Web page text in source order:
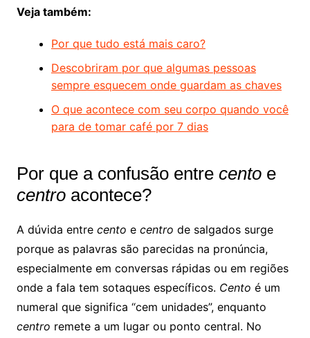
Veja também:
Por que tudo está mais caro?
Descobriram por que algumas pessoas
sempre esquecem onde guardam as chaves
O que acontece com seu corpo quando você
para de tomar café por 7 dias
Por que a confusão entre centoe
centroacontece?
A dúvida entre cento e centro de salgados surge
porque as palavras são parecidas na pronúncia,
especialmente em conversas rápidas ou em regiões
onde a fala tem sotaques específicos. Cento é um
numeral que significa “cem unidades”, enquanto
centro remete a um lugar ou ponto central. No